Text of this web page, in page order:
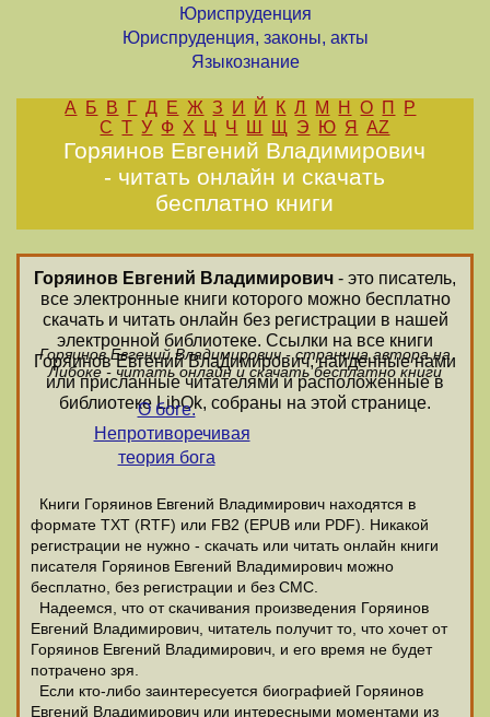
Юриспруденция
Юриспруденция, законы, акты
Языкознание
А Б В Г Д Е Ж З И Й К Л М Н О П
Р
С Т У Ф Х Ц Ч Ш Щ Э Ю Я AZ
Горяинов Евгений Владимирович
- читать онлайн и скачать
бесплатно книги
Горяинов Евгений Владимирович - это писатель,
все электронные книги которого можно бесплатно
скачать и читать онлайн без регистрации в нашей
электронной библиотеке. Ссылки на все книги
Горяинов Евгений Владимирович, найденные нами
или присланные читателями и расположенные в
библиотеке LibOk, собраны на этой странице.
Горяинов Евгений Владимирович - страница автора на
Либоке - читать онлайн и скачать бесплатно книги
О боге.
Непротиворечивая
теория бога
Книги Горяинов Евгений Владимирович находятся в
формате ТХТ (RTF) или FB2 (EPUB или PDF). Никакой
регистрации не нужно - скачать или читать онлайн книги
писателя Горяинов Евгений Владимирович можно
бесплатно, без регистрации и без СМС.
Надеемся, что от скачивания произведения Горяинов
Евгений Владимирович, читатель получит то, что хочет от
Горяинов Евгений Владимирович, и его время не будет
потрачено зря.
Если кто-либо заинтересуется биографией Горяинов
Евгений Владимирович или интересными моментами из